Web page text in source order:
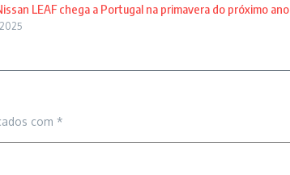
LEAF chega a Portugal na primavera do próximo ano
com *